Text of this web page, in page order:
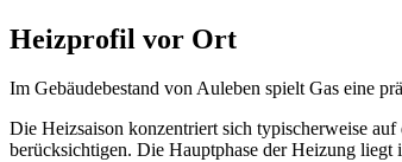
Heizprofil vor Ort
Im Gebäudebestand von Auleben spielt Gas eine
Die Heizsaison konzentriert sich typischerweise
berücksichtigen. Die Hauptphase der Heizung